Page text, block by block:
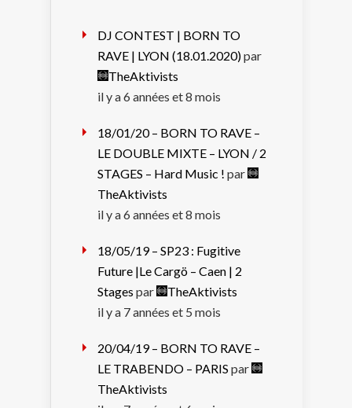
DJ CONTEST | BORN TO
RAVE | LYON (18.01.2020)par
TheAktivists
il y a 6 années et 8 mois
18/01/20 – BORN TO RAVE –
LE DOUBLE MIXTE – LYON / 2
STAGES – Hard Music ! par
TheAktivists
il y a 6 années et 8 mois
18/05/19 – SP23 : Fugitive
Future |Le Cargö – Caen | 2
Stages par
TheAktivists
il y a 7 années et 5 mois
20/04/19 – BORN TO RAVE –
LE TRABENDO – PARIS par
TheAktivists